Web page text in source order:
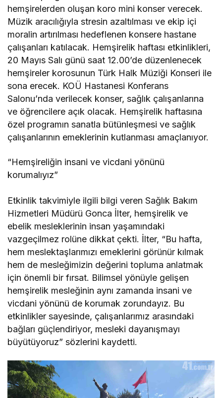
hemşirelerden oluşan koro mini konser verecek.
Müzik aracılığıyla stresin azaltılması ve ekip içi
moralin artırılması hedeflenen konsere hastane
çalışanları katılacak. Hemşirelik haftası etkinlikleri,
20 Mayıs Salı günü saat 12.00’de düzenlenecek
hemşireler korosunun Türk Halk Müziği Konseri ile
sona erecek. KOÜ Hastanesi Konferans
Salonu’nda verilecek konser, sağlık çalışanlarına
ve öğrencilere açık olacak. Hemşirelik haftasına
özel programın sanatla bütünleşmesi ve sağlık
çalışanlarının emeklerinin kutlanması amaçlanıyor.
“Hemşireliğin insani ve vicdani yönünü
korumalıyız”
Etkinlik takvimiyle ilgili bilgi veren Sağlık Bakım
Hizmetleri Müdürü Gonca İlter, hemşirelik ve
ebelik mesleklerinin insan yaşamındaki
vazgeçilmez rolüne dikkat çekti. İlter, “Bu hafta,
hem meslektaşlarımızı emeklerini görünür kılmak
hem de mesleğimizin değerini topluma anlatmak
için önemli bir fırsat. Bilimsel yönüyle gelişen
hemşirelik mesleğinin aynı zamanda insani ve
vicdani yönünü de korumak zorundayız. Bu
etkinlikler sayesinde, çalışanlarımız arasındaki
bağları güçlendiriyor, mesleki dayanışmayı
büyütüyoruz” sözlerini kaydetti.